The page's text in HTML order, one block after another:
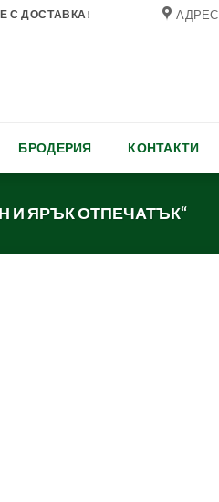
С ДОСТАВКА! АДРЕС
БРОДЕРИЯ КОНТАКТИ
И ЯРЪК ОТПЕЧАТЪК“